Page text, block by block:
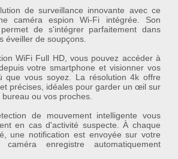
de surveillance innovante avec ce
caméra espion Wi-Fi intégrée. Son
de s'intégrer parfaitement dans
éveiller de soupçons.
WiFi Full HD, vous pouvez accéder à
votre smartphone et visionner vos
que vous soyez. La résolution 4k offre
précises, idéales pour garder un œil sur
ou vos proches.
de mouvementintelligente vous
en cas d'activité suspecte. À chaque
une notification est envoyée sur votre
enregistre automatiquement